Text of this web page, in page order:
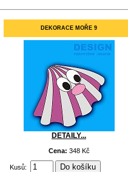
DEKORACE MOŘE 9
DETAILY...
Cena: 348 Kč
Kusů: